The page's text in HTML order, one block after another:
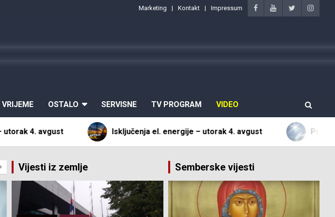
Marketing Kontakt Impressum
VRIJEME OSTALO SERVISNE TV PROGRAM VIDEO
Isključenja el. energije – utorak 4. avgust Pretežno sunčano i
Vijesti iz zemlje Semberske vijesti